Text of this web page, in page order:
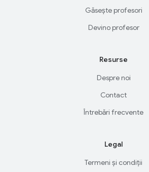
Găsește profesori
Devino profesor
Resurse
Despre noi
Contact
Întrebări frecvente
Legal
Termeni și condiții